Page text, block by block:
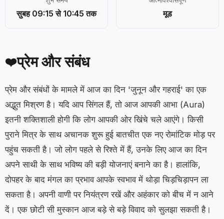
सुबह 09:15 से 10:45 तक मूड
❤️प्रेम और संबंध
प्रेम और संबंधों के मामले में आज का दिन 'जुनून और गहराई' का एक
अद्भुत मिश्रण है। यदि आप सिंगल हैं, तो आज आपकी आभा (Aura)
इतनी शक्तिशाली होगी कि लोग आपकी ओर खिंचे चले आएंगे। किसी
पुराने मित्र के साथ अचानक शुरू हुई बातचीत एक नए रोमांटिक मोड़ पर
पहुंच सकती है। जो लोग पहले से रिश्ते में हैं, उनके लिए आज का दिन
अपने साथी के साथ भविष्य की बड़ी योजनाएं बनाने का है। हालांकि,
दोपहर के बाद मंगल का प्रभाव आपके स्वभाव में थोड़ा चिड़चिड़ापन ला
सकता है। अपनी वाणी पर नियंत्रण रखें और अहंकार को बीच में न आने
दें। एक छोटी सी मुस्कान आज बड़े से बड़े विवाद को सुलझा सकती है।